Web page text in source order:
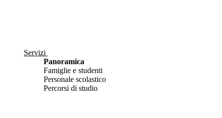
Servizi
Panoramica
Famiglie e studenti
Personale scolastico
Percorsi di studio